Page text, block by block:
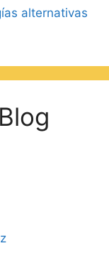
alternativas